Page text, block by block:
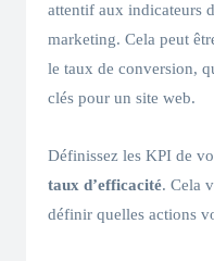
attentif aux indicateurs
marketing. Cela peut
le taux de conversion,
clés pour un site web.
Définissez les KPI de
taux d’efficacité. Cela
définir quelles actions